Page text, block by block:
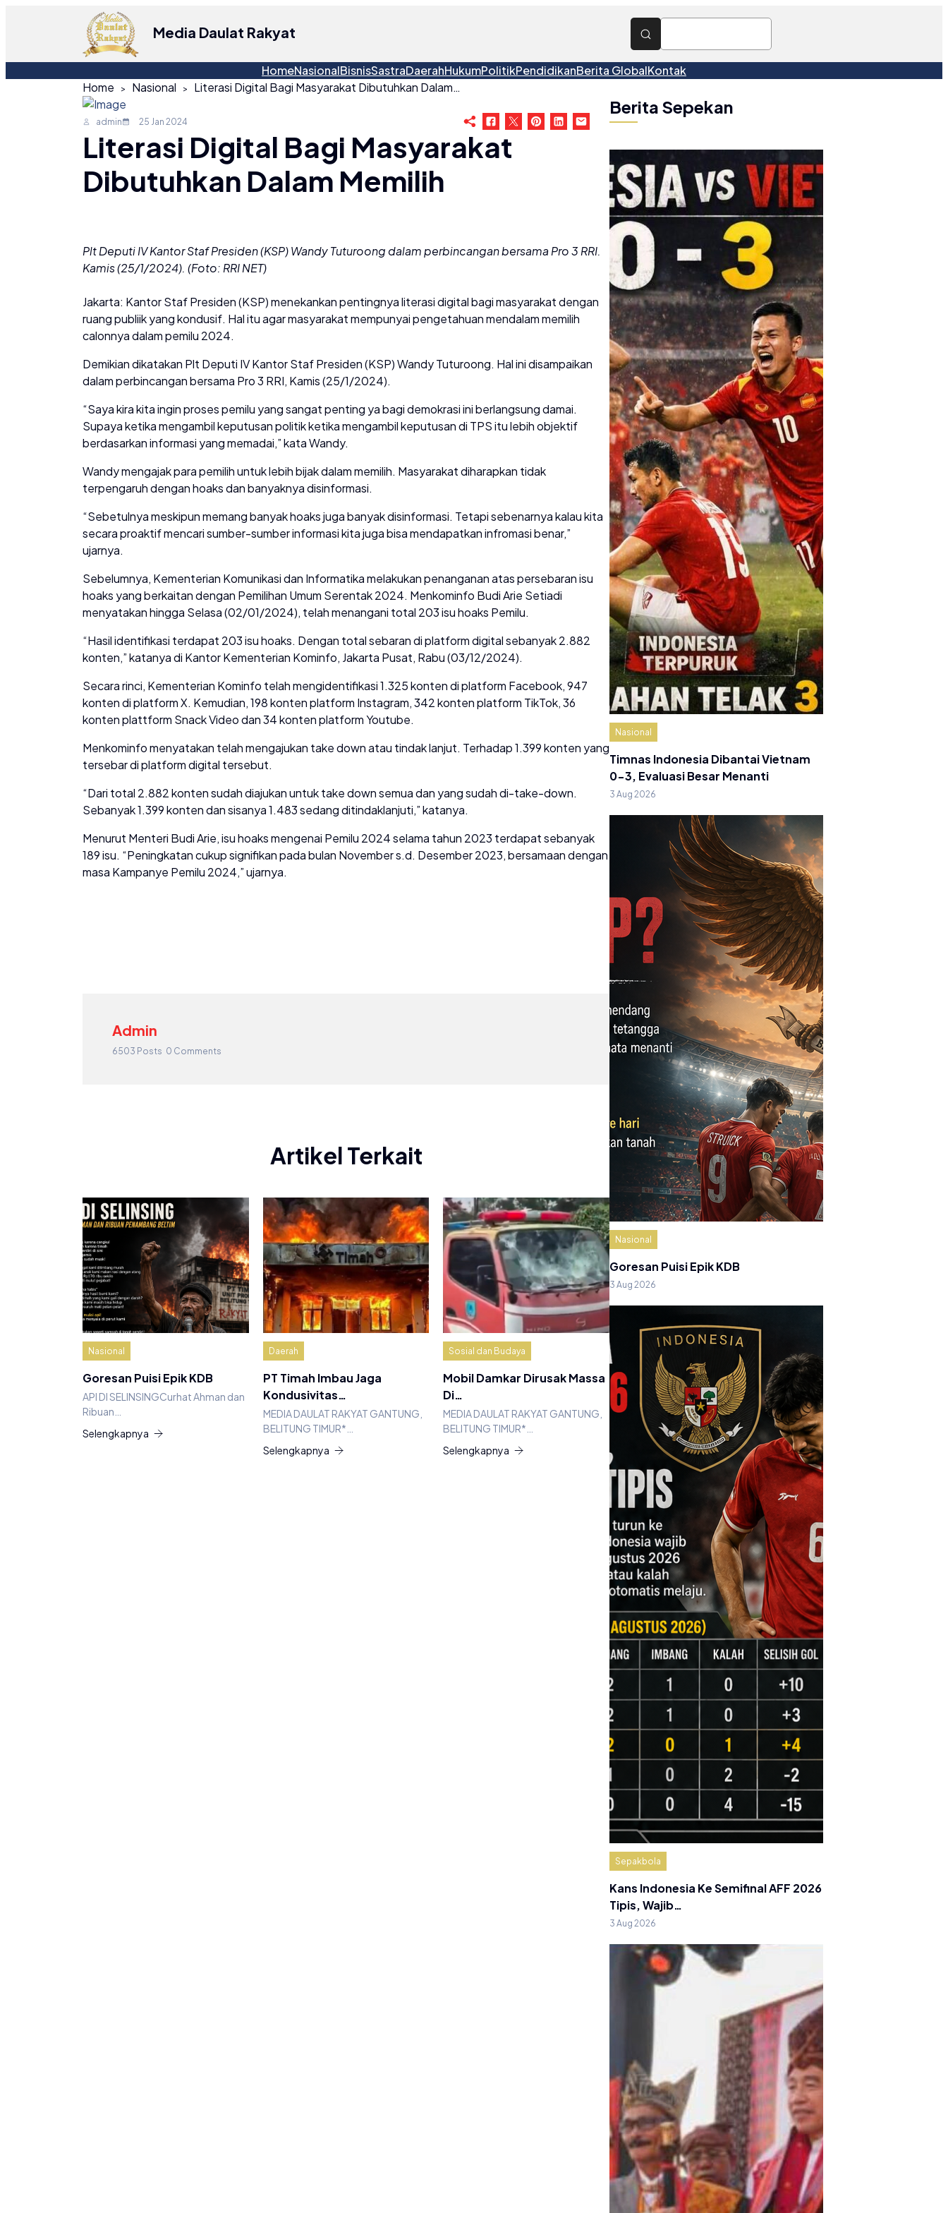
Media Daulat Rakyat
HomeNasionalBisnisSastraDaerahHukumPolitikPendidikanBerita GlobalKontak
Home
Nasional Literasi Digital Bagi Masyarakat Dibutuhkan Dalam Memilih
admin 25 Jan 2024
Literasi Digital Bagi Masyarakat
Dibutuhkan Dalam Memilih
Plt Deputi IV Kantor Staf Presiden (KSP) Wandy Tuturoong dalam perbincangan bersama Pro 3 RRI.
Kamis (25/1/2024). (Foto: RRI NET)
Jakarta: Kantor Staf Presiden (KSP) menekankan pentingnya literasi digital bagi masyarakat dengan
ruang publiik yang kondusif. Hal itu agar masyarakat mempunyai pengetahuan mendalam memilih
calonnya dalam pemilu 2024.
Demikian dikatakan Plt Deputi IV Kantor Staf Presiden (KSP) Wandy Tuturoong. Hal ini disampaikan
dalam perbincangan bersama Pro 3 RRI, Kamis (25/1/2024).
“Saya kira kita ingin proses pemilu yang sangat penting ya bagi demokrasi ini berlangsung damai.
Supaya ketika mengambil keputusan politik ketika mengambil keputusan di TPS itu lebih objektif
berdasarkan informasi yang memadai,” kata Wandy.
Wandy mengajak para pemilih untuk lebih bijak dalam memilih. Masyarakat diharapkan tidak
terpengaruh dengan hoaks dan banyaknya disinformasi.
“Sebetulnya meskipun memang banyak hoaks juga banyak disinformasi. Tetapi sebenarnya kalau kita
secara proaktif mencari sumber-sumber informasi kita juga bisa mendapatkan infromasi benar,”
ujarnya.
Sebelumnya, Kementerian Komunikasi dan Informatika melakukan penanganan atas persebaran isu
hoaks yang berkaitan dengan Pemilihan Umum Serentak 2024. Menkominfo Budi Arie Setiadi
menyatakan hingga Selasa (02/01/2024), telah menangani total 203 isu hoaks Pemilu.
“Hasil identifikasi terdapat 203 isu hoaks. Dengan total sebaran di platform digital sebanyak 2.882
konten,” katanya di Kantor Kementerian Kominfo, Jakarta Pusat, Rabu (03/12/2024).
Secara rinci, Kementerian Kominfo telah mengidentifikasi 1.325 konten di platform Facebook, 947
konten di platform X. Kemudian, 198 konten platform Instagram, 342 konten platform TikTok, 36
konten plattform Snack Video dan 34 konten platform Youtube.
Menkominfo menyatakan telah mengajukan take down atau tindak lanjut. Terhadap 1.399 konten yang
tersebar di platform digital tersebut.
“Dari total 2.882 konten sudah diajukan untuk take down semua dan yang sudah di-take-down.
Sebanyak 1.399 konten dan sisanya 1.483 sedang ditindaklanjuti,” katanya.
Menurut Menteri Budi Arie, isu hoaks mengenai Pemilu 2024 selama tahun 2023 terdapat sebanyak
189 isu. “Peningkatan cukup signifikan pada bulan November s.d. Desember 2023, bersamaan dengan
masa Kampanye Pemilu 2024,” ujarnya.
Admin
6503 Posts 0 Comments
Artikel Terkait
Nasional
Goresan Puisi Epik KDB
API DI SELINSINGCurhat Ahman dan
Ribuan…
Selengkapnya
Daerah
PT Timah Imbau Jaga
Kondusivitas…
MEDIA DAULAT RAKYAT GANTUNG,
BELITUNG TIMUR*…
Selengkapnya
Sosial dan Budaya
Mobil Damkar Dirusak Massa
Di…
MEDIA DAULAT RAKYAT GANTUNG,
BELITUNG TIMUR*…
Selengkapnya
Berita Sepekan
Nasional
Timnas Indonesia Dibantai Vietnam
0-3, Evaluasi Besar Menanti
3 Aug 2026
Nasional
Goresan Puisi Epik KDB
3 Aug 2026
Sepakbola
Kans Indonesia Ke Semifinal AFF 2026
Tipis, Wajib…
3 Aug 2026